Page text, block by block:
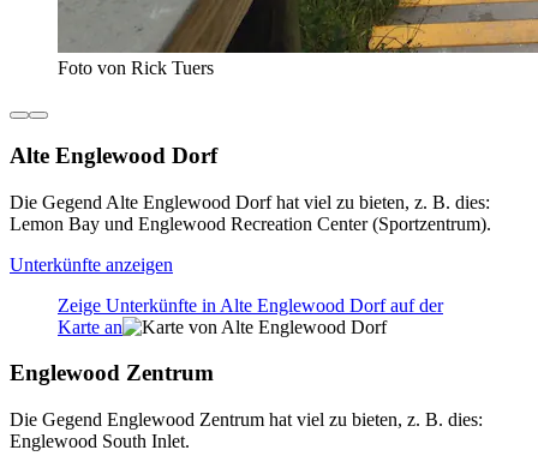
Foto von Rick Tuers
Alte Englewood Dorf
Die Gegend Alte Englewood Dorf hat viel zu bieten, z. B. dies:
Lemon Bay und Englewood Recreation Center (Sportzentrum).
Unterkünfte anzeigen
Zeige Unterkünfte in Alte Englewood Dorf auf der
Karte an
Englewood Zentrum
Die Gegend Englewood Zentrum hat viel zu bieten, z. B. dies:
Englewood South Inlet.